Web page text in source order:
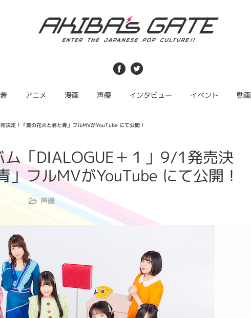
アニメ 漫画 声優 インタビュー イベント 動画
決定！「夏の花火と君と青」フルMVがYouTube にて公開！
「DIALOGUE＋１」9/1発売決
」フルMVがYouTube にて公開！
声優